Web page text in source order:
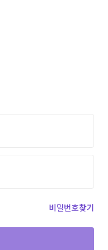
비밀번호찾기